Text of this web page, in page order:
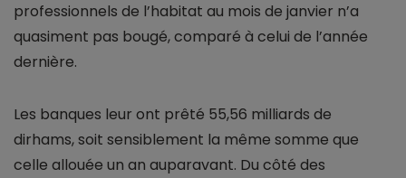
professionnels de l’habitat au mois de janvier n’a
quasiment pas bougé, comparé à celui de l’année
dernière.
Les banques leur ont prêté 55,56 milliards de
dirhams, soit sensiblement la même somme que
celle allouée un an auparavant. Du côté des